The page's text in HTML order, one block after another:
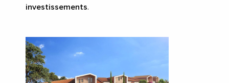
investissements.